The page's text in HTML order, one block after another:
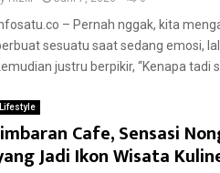
– Pernah nggak, kita
sesuatu saat sedang emosi,
justru berpikir, “Kenapa tadi
Lifestyle
Cafe, Sensasi
Jadi Ikon Wisata